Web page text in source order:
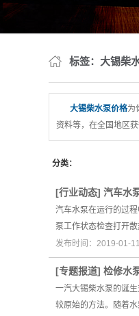
标签：大锡柴
大锡柴水泵价格为
资料等，在全国地区
分类：
[行业动态] 汽车水
汽车水泵在运行的过
泵工作状态检查打开
发布时间：2019-01-
[专题报道] 检修水
一汽大锡柴水泵的诞
较原始的方法。随着